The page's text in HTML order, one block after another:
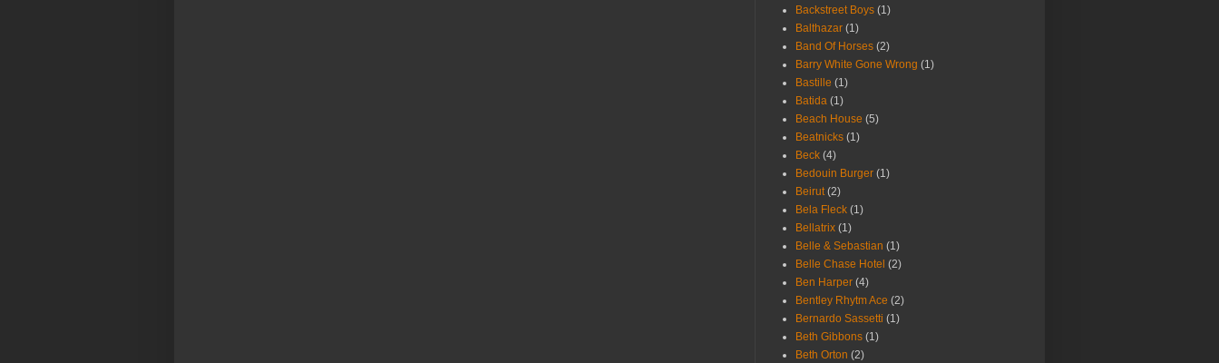
Backstreet Boys (1)
Balthazar (1)
Band Of Horses (2)
Barry White Gone Wrong (1)
Bastille (1)
Batida (1)
Beach House (5)
Beatnicks (1)
Beck (4)
Bedouin Burger (1)
Beirut (2)
Bela Fleck (1)
Bellatrix (1)
Belle & Sebastian (1)
Belle Chase Hotel (2)
Ben Harper (4)
Bentley Rhytm Ace (2)
Bernardo Sassetti (1)
Beth Gibbons (1)
Beth Orton (2)